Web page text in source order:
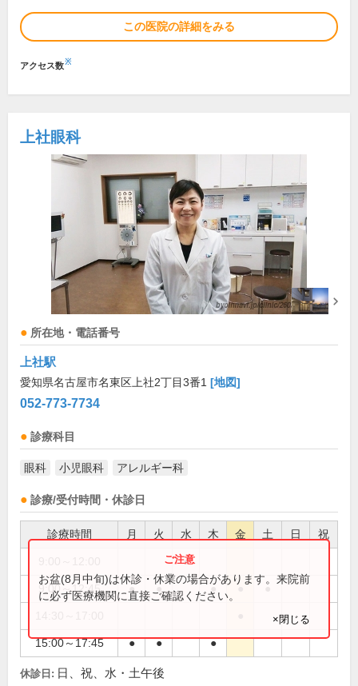
この医院の詳細をみる
アクセス数※
上社眼科
所在地・電話番号
上社駅
愛知県名古屋市名東区上社2丁目3番1 [地図]
052-773-7734
診療科目
眼科 小児眼科 アレルギー科
診療/受付時間・休診日
診療時間 月 火 水 木 金 土 日 祝
●
9:00～12:45 ● ● ● ● ●
15:00～17:45 ● ● ●
お盆(8月中旬)は休診・休業の場合があります。来院前
に必ず医療機関に直接ご確認ください。
×閉じる
休診日: 日、祝、水・土午後